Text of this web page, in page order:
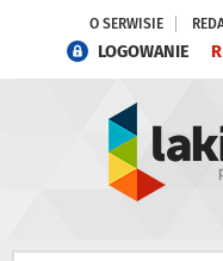
O SERWISIE
LOGOWANIE